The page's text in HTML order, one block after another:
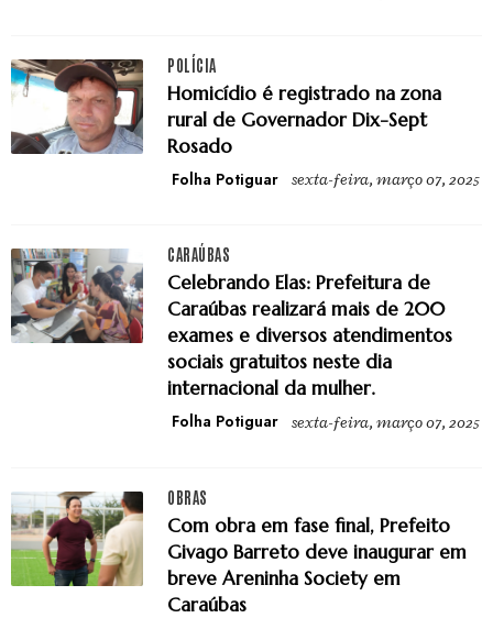
POLÍCIA
Homicídio é registrado na zona
rural de Governador Dix-Sept
Rosado
Folha Potiguar sexta-feira, março 07, 2025
CARAÚBAS
Celebrando Elas: Prefeitura de
Caraúbas realizará mais de 200
exames e diversos atendimentos
sociais gratuitos neste dia
internacional da mulher.
Folha Potiguar sexta-feira, março 07, 2025
OBRAS
Com obra em fase final, Prefeito
Givago Barreto deve inaugurar em
breve Areninha Society em
Caraúbas